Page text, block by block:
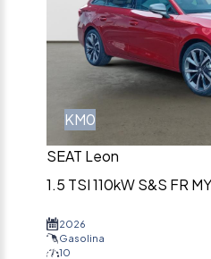
KM0
SEAT Leon
1.5 TSI 110kW S&S FR
2026
Gasolina
10